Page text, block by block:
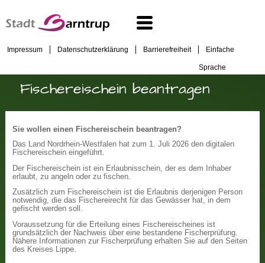
Impressum Datenschutzerklärung Barrierefreiheit Einfache
Sprache
Fischereischein beantragen
Sie wollen einen Fischereischein beantragen?
Das Land Nordrhein-Westfalen hat zum 1. Juli 2026 den digitalen
Fischereischein eingeführt.
Der Fischereischein ist ein Erlaubnisschein, der es dem Inhaber
erlaubt, zu angeln oder zu fischen.
Zusätzlich zum Fischereischein ist die Erlaubnis derjenigen Person
notwendig, die das Fischereirecht für das Gewässer hat, in dem
gefischt werden soll.
Voraussetzung für die Erteilung eines Fischereischeines ist
grundsätzlich der Nachweis über eine bestandene Fischerprüfung.
Nähere Informationen zur Fischerprüfung erhalten Sie auf den Seiten
des Kreises Lippe.